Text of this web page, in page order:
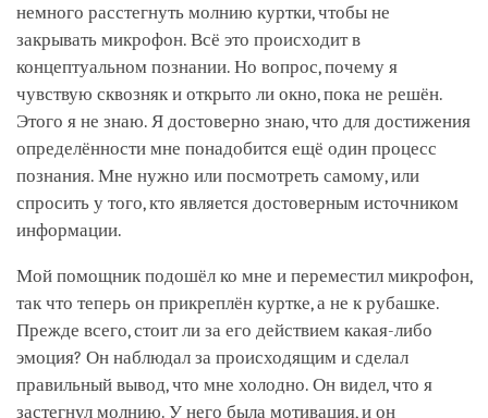
немного расстегнуть молнию куртки, чтобы не
закрывать микрофон. Всё это происходит в
концептуальном познании. Но вопрос, почему я
чувствую сквозняк и открыто ли окно, пока не решён.
Этого я не знаю. Я достоверно знаю, что для достижения
определённости мне понадобится ещё один процесс
познания. Мне нужно или посмотреть самому, или
спросить у того, кто является достоверным источником
информации.
Мой помощник подошёл ко мне и переместил микрофон,
так что теперь он прикреплён куртке, а не к рубашке.
Прежде всего, стоит ли за его действием какая-либо
эмоция? Он наблюдал за происходящим и сделал
правильный вывод, что мне холодно. Он видел, что я
застегнул молнию. У него была мотивация, и он